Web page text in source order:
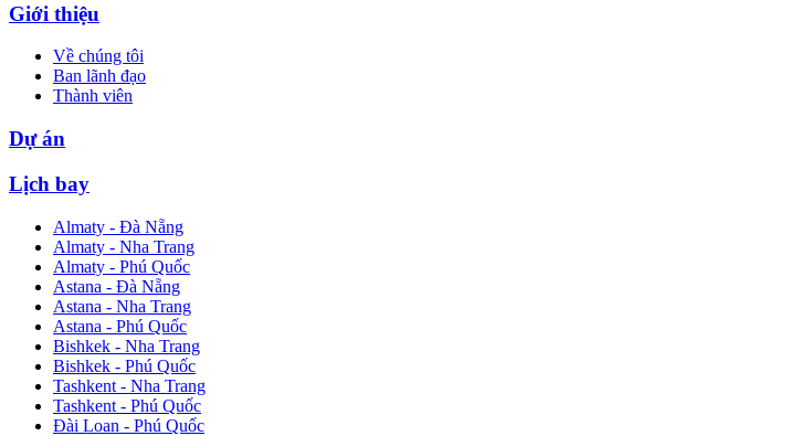
Giới thiệu
Về chúng tôi
Ban lãnh đạo
Thành viên
Dự án
Lịch bay
Almaty - Đà Nẵng
Almaty - Nha Trang
Almaty - Phú Quốc
Astana - Đà Nẵng
Astana - Nha Trang
Astana - Phú Quốc
Bishkek - Nha Trang
Bishkek - Phú Quốc
Tashkent - Nha Trang
Tashkent - Phú Quốc
Đài Loan - Phú Quốc